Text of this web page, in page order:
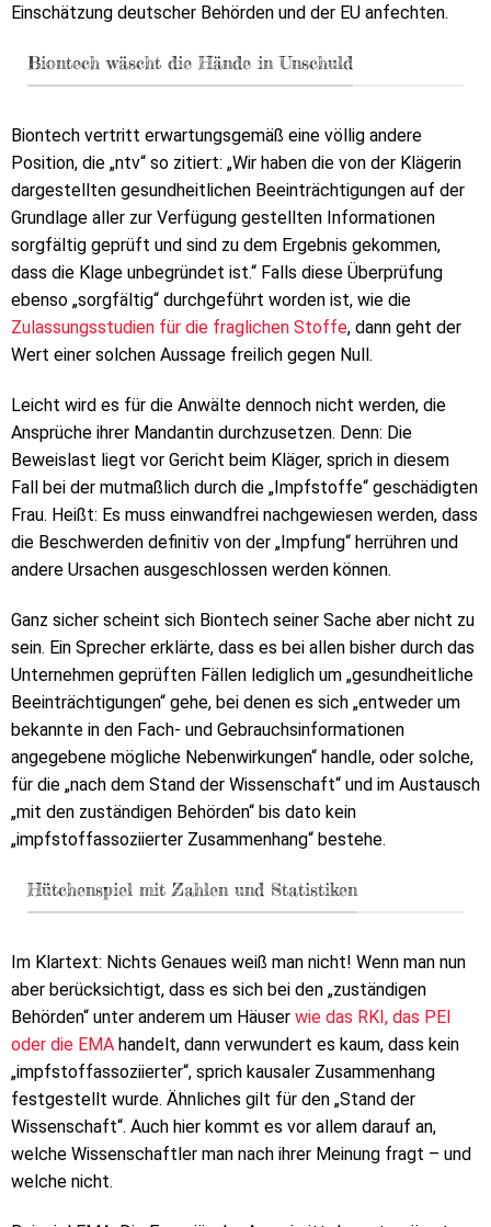
Einschätzung deutscher Behörden und der EU anfechten.
Biontech wäscht die Hände in Unschuld
Biontech vertritt erwartungsgemäß eine völlig andere
Position, die „ntv“ so zitiert: „Wir haben die von der Klägerin
dargestellten gesundheitlichen Beeinträchtigungen auf der
Grundlage aller zur Verfügung gestellten Informationen
sorgfältig geprüft und sind zu dem Ergebnis gekommen,
dass die Klage unbegründet ist.“ Falls diese Überprüfung
ebenso „sorgfältig“ durchgeführt worden ist, wie die
Zulassungsstudien für die fraglichen Stoffe, dann geht der
Wert einer solchen Aussage freilich gegen Null.
Leicht wird es für die Anwälte dennoch nicht werden, die
Ansprüche ihrer Mandantin durchzusetzen. Denn: Die
Beweislast liegt vor Gericht beim Kläger, sprich in diesem
Fall bei der mutmaßlich durch die „Impfstoffe“ geschädigten
Frau. Heißt: Es muss einwandfrei nachgewiesen werden, dass
die Beschwerden definitiv von der „Impfung“ herrühren und
andere Ursachen ausgeschlossen werden können.
Ganz sicher scheint sich Biontech seiner Sache aber nicht zu
sein. Ein Sprecher erklärte, dass es bei allen bisher durch das
Unternehmen geprüften Fällen lediglich um „gesundheitliche
Beeinträchtigungen“ gehe, bei denen es sich „entweder um
bekannte in den Fach- und Gebrauchsinformationen
angegebene mögliche Nebenwirkungen“ handle, oder solche,
für die „nach dem Stand der Wissenschaft“ und im Austausch
„mit den zuständigen Behörden“ bis dato kein
„impfstoffassoziierter Zusammenhang“ bestehe.
Hütchenspiel mit Zahlen und Statistiken
Im Klartext: Nichts Genaues weiß man nicht! Wenn man nun
aber berücksichtigt, dass es sich bei den „zuständigen
Behörden“ unter anderem um Häuser wie das RKI, das PEI
oder die EMA handelt, dann verwundert es kaum, dass kein
„impfstoffassoziierter“, sprich kausaler Zusammenhang
festgestellt wurde. Ähnliches gilt für den „Stand der
Wissenschaft“. Auch hier kommt es vor allem darauf an,
welche Wissenschaftler man nach ihrer Meinung fragt – und
welche nicht.